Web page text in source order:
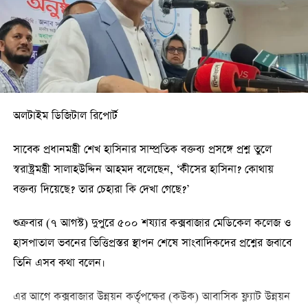
অলটাইম ডিজিটাল রিপোর্ট
সাবেক প্রধানমন্ত্রী শেখ হাসিনার সাম্প্রতিক বক্তব্য প্রসঙ্গে প্রশ্ন তুলে
স্বরাষ্ট্রমন্ত্রী সালাহউদ্দিন আহমদ বলেছেন, ‘কীসের হাসিনা? কোথায়
বক্তব্য দিয়েছে? তার চেহারা কি দেখা গেছে?’
শুক্রবার (৭ আগস্ট) দুপুরে ৫০০ শয্যার কক্সবাজার মেডিকেল কলেজ ও
হাসপাতাল ভবনের ভিত্তিপ্রস্তর স্থাপন শেষে সাংবাদিকদের প্রশ্নের জবাবে
তিনি এসব কথা বলেন।
এর আগে কক্সবাজার উন্নয়ন কর্তৃপক্ষের (কউক) আবাসিক ফ্ল্যাট উন্নয়ন